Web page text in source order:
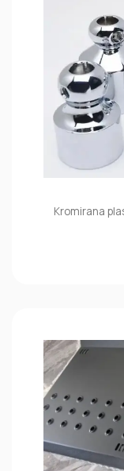
Kromirana